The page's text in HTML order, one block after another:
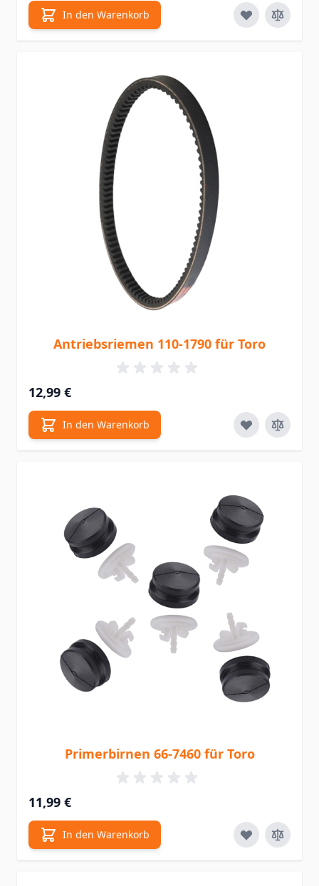
In den Warenkorb
Antriebsriemen 110-1790 für Toro
12,99 €
In den Warenkorb
Primerbirnen 66-7460 für Toro
11,99 €
In den Warenkorb